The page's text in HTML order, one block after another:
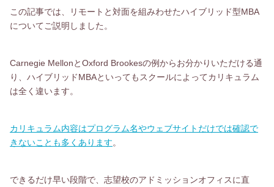
この記事では、リモートと対面を組みわせたハイブリッド型MBA
についてご説明しました。
Carnegie MellonとOxford Brookesの例からお分かりいただける通
り、ハイブリッドMBAといってもスクールによってカリキュラム
は全く違います。
カリキュラム内容はプログラム名やウェブサイトだけでは確認で
きないことも多くあります。
できるだけ早い段階で、志望校のアドミッションオフィスに直